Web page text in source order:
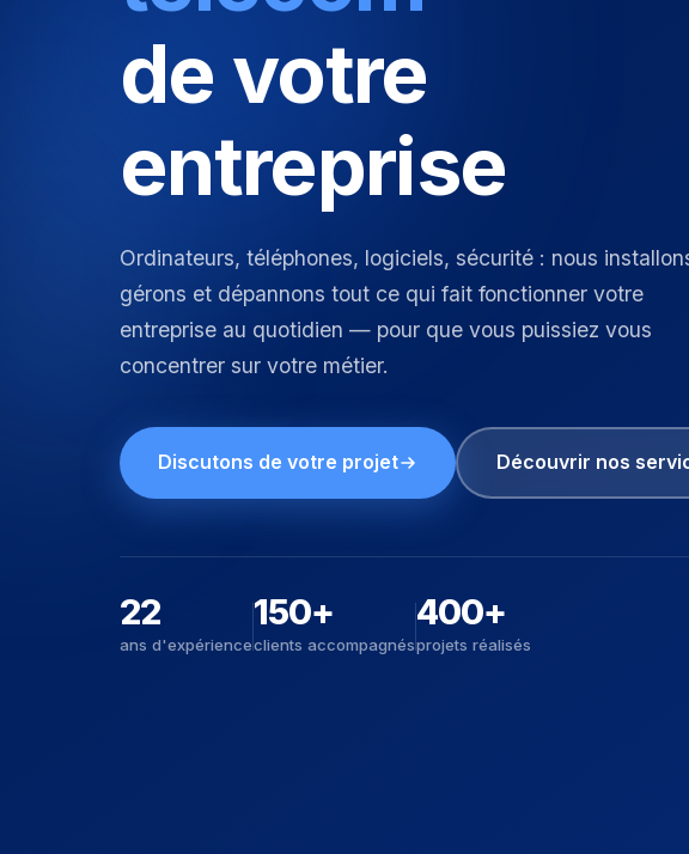
de votre
entreprise
Ordinateurs, téléphones, logiciels, sécurité : nous
gérons et dépannons tout ce qui fait fonctionner votre
entreprise au quotidien — pour que vous puissiez vous
concentrer sur votre métier.
Discutons de votre projet Découvrir nos
22
ans d'expérience
150+
clients accompagnés
400+
projets réalisés